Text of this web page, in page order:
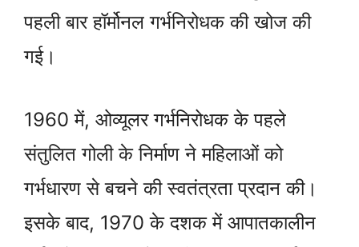
पहली बार हॉर्मोनल गर्भनिरोधक की खोज की
गई।
1960 में, ओव्यूलर गर्भनिरोधक के पहले
संतुलित गोली के निर्माण ने महिलाओं को
गर्भधारण से बचने की स्वतंत्रता प्रदान की।
इसके बाद, 1970 के दशक में आपातकालीन